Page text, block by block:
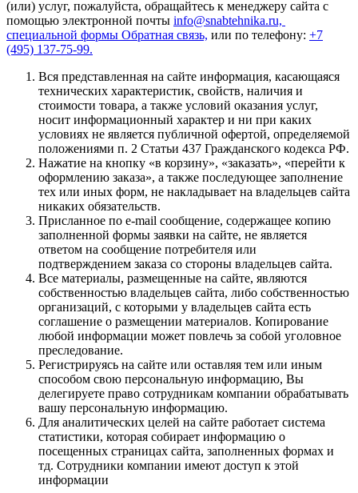
(или) услуг, пожалуйста, обращайтесь к менеджеру сайта с
помощью электронной почты info@snabtehnika.ru,
специальной формы Обратная связь, или по телефону: +7
(495) 137-75-99.
Вся представленная на сайте информация, касающаяся
технических характеристик, свойств, наличия и
стоимости товара, а также условий оказания услуг,
носит информационный характер и ни при каких
условиях не является публичной офертой, определяемой
положениями п. 2 Статьи 437 Гражданского кодекса РФ.
Нажатие на кнопку «в корзину», «заказать», «перейти к
оформлению заказа», а также последующее заполнение
тех или иных форм, не накладывает на владельцев сайта
никаких обязательств.
Присланное по e-mail сообщение, содержащее копию
заполненной формы заявки на сайте, не является
ответом на сообщение потребителя или
подтверждением заказа со стороны владельцев сайта.
Все материалы, размещенные на сайте, являются
собственностью владельцев сайта, либо собственностью
организаций, с которыми у владельцев сайта есть
соглашение о размещении материалов. Копирование
любой информации может повлечь за собой уголовное
преследование.
Регистрируясь на сайте или оставляя тем или иным
способом свою персональную информацию, Вы
делегируете право сотрудникам компании обрабатывать
вашу персональную информацию.
Для аналитических целей на сайте работает система
статистики, которая собирает информацию о
посещенных страницах сайта, заполненных формах и
тд. Сотрудники компании имеют доступ к этой
информации